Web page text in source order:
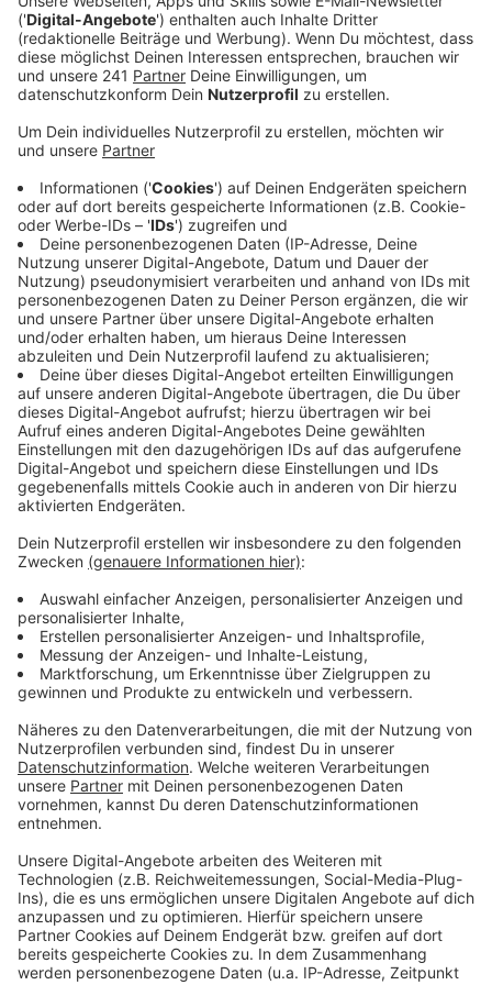
Veröffentlicht:Montag, 08.06.2020 10:46
Anzeige
Beratungstermine in den Schulen, die
Ausbildungsmessen oder Bewerbunsgmappenchecks
ausgefallen sind, müssen nun neue Wege gesucht
werden, um die Jugend zu erreichen. Beim "Digitalen
Tag der Ausbildungschance" stehen IHK-Experten am
Montag telefonisch, per Whatsapp und per E-Mail
bereit. Die Zahl der gemeldeten Lehrstellen hatte
nach dem Einbruch im März und April im Mai wieder
angezogen. Den gut 1000 freien Ausbildungsplätzen
stehen derzeit gut 1300 Ausbildungssuchende
gegenüber.
Die Experten der IHK sind auf mehreren Wegen
Hotline: 0221 1640-6650
WhatsApp: 0173 5487517
Anzeige